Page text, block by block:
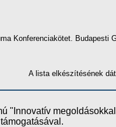
Konferenciakötet. Budapesti
A lista elkészítésének
"Innovatív